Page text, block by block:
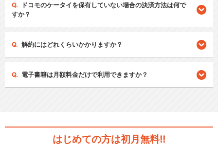
ドコモのケータイを保有していない場合の決済方法は何で
すか？
解約にはどれくらいかかりますか？
電子書籍は月額料金だけで利用できますか？
はじめての方は初月無料!!